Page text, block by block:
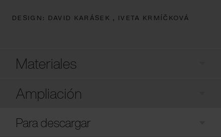
DESIGN: DAVID KARÁSEK , IVETA KRMÍČKOVÁ
Materiales
Ampliación
Para descargar